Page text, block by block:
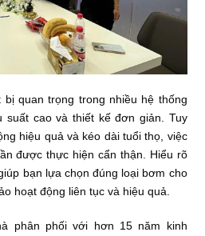
quan trọng trong nhiều hệ thống
suất cao và thiết kế đơn giản. Tuy
hiệu quả và kéo dài tuổi thọ, việc
được thực hiện cẩn thận. Hiểu rõ
bạn lựa chọn đúng loại bơm cho
hoạt động liên tục và hiệu quả.
phân phối với hơn 15 năm kinh